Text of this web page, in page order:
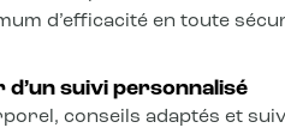
d’efficacité en toute
d’un suivi personnalisé
conseils adaptés et